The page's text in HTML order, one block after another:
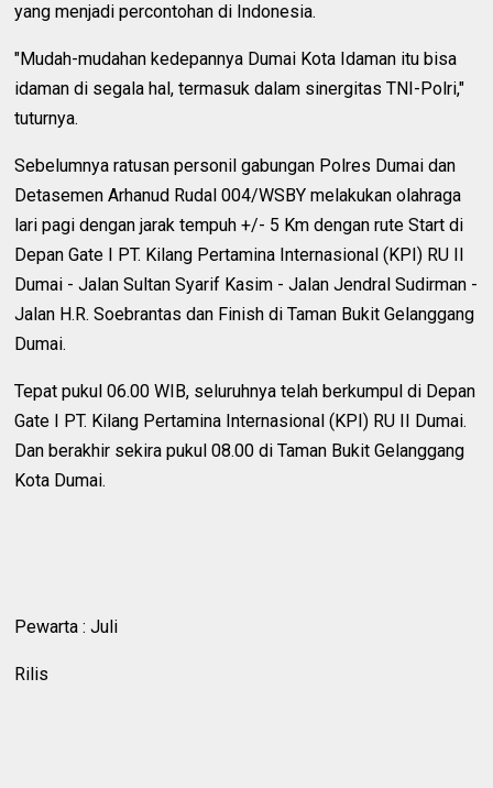
yang menjadi percontohan di Indonesia.
"Mudah-mudahan kedepannya Dumai Kota Idaman itu bisa
idaman di segala hal, termasuk dalam sinergitas TNI-Polri,"
tuturnya.
Sebelumnya ratusan personil gabungan Polres Dumai dan
Detasemen Arhanud Rudal 004/WSBY melakukan olahraga
lari pagi dengan jarak tempuh +/- 5 Km dengan rute Start di
Depan Gate I PT. Kilang Pertamina Internasional (KPI) RU II
Dumai - Jalan Sultan Syarif Kasim - Jalan Jendral Sudirman -
Jalan H.R. Soebrantas dan Finish di Taman Bukit Gelanggang
Dumai.
Tepat pukul 06.00 WIB, seluruhnya telah berkumpul di Depan
Gate I PT. Kilang Pertamina Internasional (KPI) RU II Dumai.
Dan berakhir sekira pukul 08.00 di Taman Bukit Gelanggang
Kota Dumai.
Pewarta : Juli
Rilis